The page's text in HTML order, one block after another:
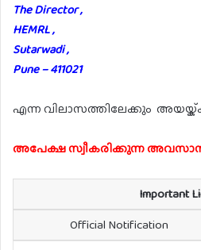
The Director ,
HEMRL ,
Sutarwadi ,
Pune – 411021
എന്ന വിലാസത്തിലേക്കും
അപേക്ഷ സ്വീകരിക്കുന്ന അവസാന
Important
Official Notification